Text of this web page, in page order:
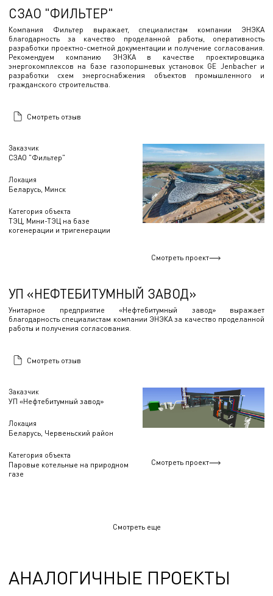
Заказчик
СЗАО "Фильтер"
Локация
Беларусь, Минск
Категория объекта
ТЭЦ, Мини-ТЭЦ на базе
когенерации и тригенерации
СЗАО "ФИЛЬТЕР"
Компания Фильтер выражает, специалистам компании ЭНЭКА
благодарность за качество проделанной работы, оперативность
разработки проектно-сметной документации и получение согласования.
Рекомендуем компанию ЭНЭКА в качестве проектировщика
энергокомплексов на базе газопоршневых установок GE Jenbacher и
разработки схем энергоснабжения объектов промышленного и
гражданского строительства.
Смотреть отзыв
Смотреть проект
Заказчик
УП «Нефтебитумный завод»
Локация
Беларусь, Червеньский район
Категория объекта
Паровые котельные на природном
газе
УП «НЕФТЕБИТУМНЫЙ ЗАВОД»
Унитарное предприятие «Нефтебитумный завод» выражает
благодарность специалистам компании ЭНЭКА за качество проделанной
работы и получения согласования.
Смотреть отзыв
Смотреть проект
Смотреть еще
АНАЛОГИЧНЫЕ ПРОЕКТЫ